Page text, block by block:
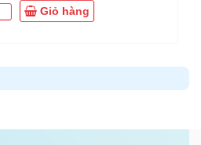
Giỏ hàng